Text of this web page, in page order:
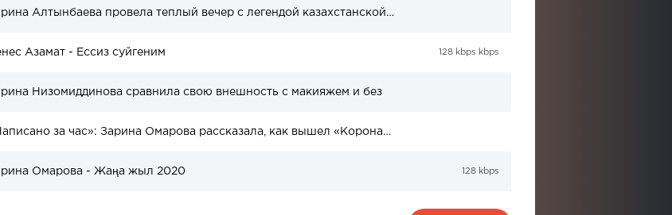
Зарина Алтынбаева провела теплый вечер с легендой казахстанской сцены
Азамат - Ессиз суйгеним 128 kbps kbps
Низомиддинова сравнила свою внешность с макияжем и без
«Написано за час»: Зарина Омарова рассказала, как вышел «Коронавирус, кет-кет»
Омарова - Жаңа жыл 2020 128 kbps